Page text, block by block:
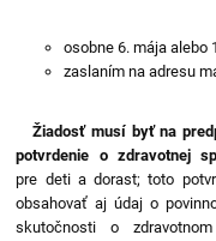
osobne 6. mája alebo
zaslaním na adresu
Žiadosť musí byť na
potvrdenie o zdravotnej
pre deti a dorast; toto
obsahovať aj údaj o
skutočnosti o